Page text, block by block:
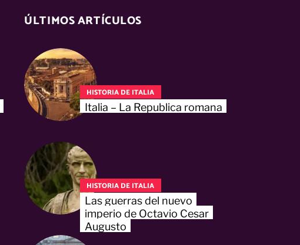
ÚLTIMOS ARTÍCULOS
HISTORIA DE ITALIA
Italia – La Republica romana
HISTORIA DE ITALIA
Las guerras del nuevo
imperio de Octavio Cesar
Augusto